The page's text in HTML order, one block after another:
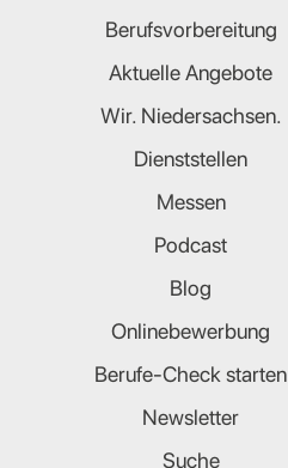
Berufsvorbereitung
Aktuelle Angebote
Wir. Niedersachsen.
Dienststellen
Messen
Podcast
Blog
Onlinebewerbung
Berufe-Check starten
Newsletter
Suche